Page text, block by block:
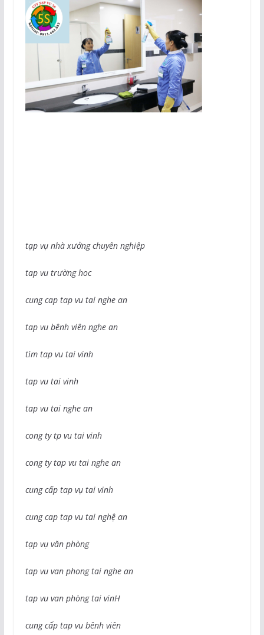
tạp vụ nhà xưởng chuyên nghiệp
tap vu trường hoc
cung cap tap vu tai nghe an
tap vu bênh viên nghe an
tìm tap vu tai vinh
tap vu tai vinh
tap vu tai nghe an
cong ty tp vu tai vinh
cong ty tap vu tai nghe an
cung cấp tap vụ tai vinh
cung cap tap vu tai nghệ an
tạp vụ văn phòng
tap vu van phong tai nghe an
tap vu van phòng tai vinH
cung cấp tap vu bênh viên